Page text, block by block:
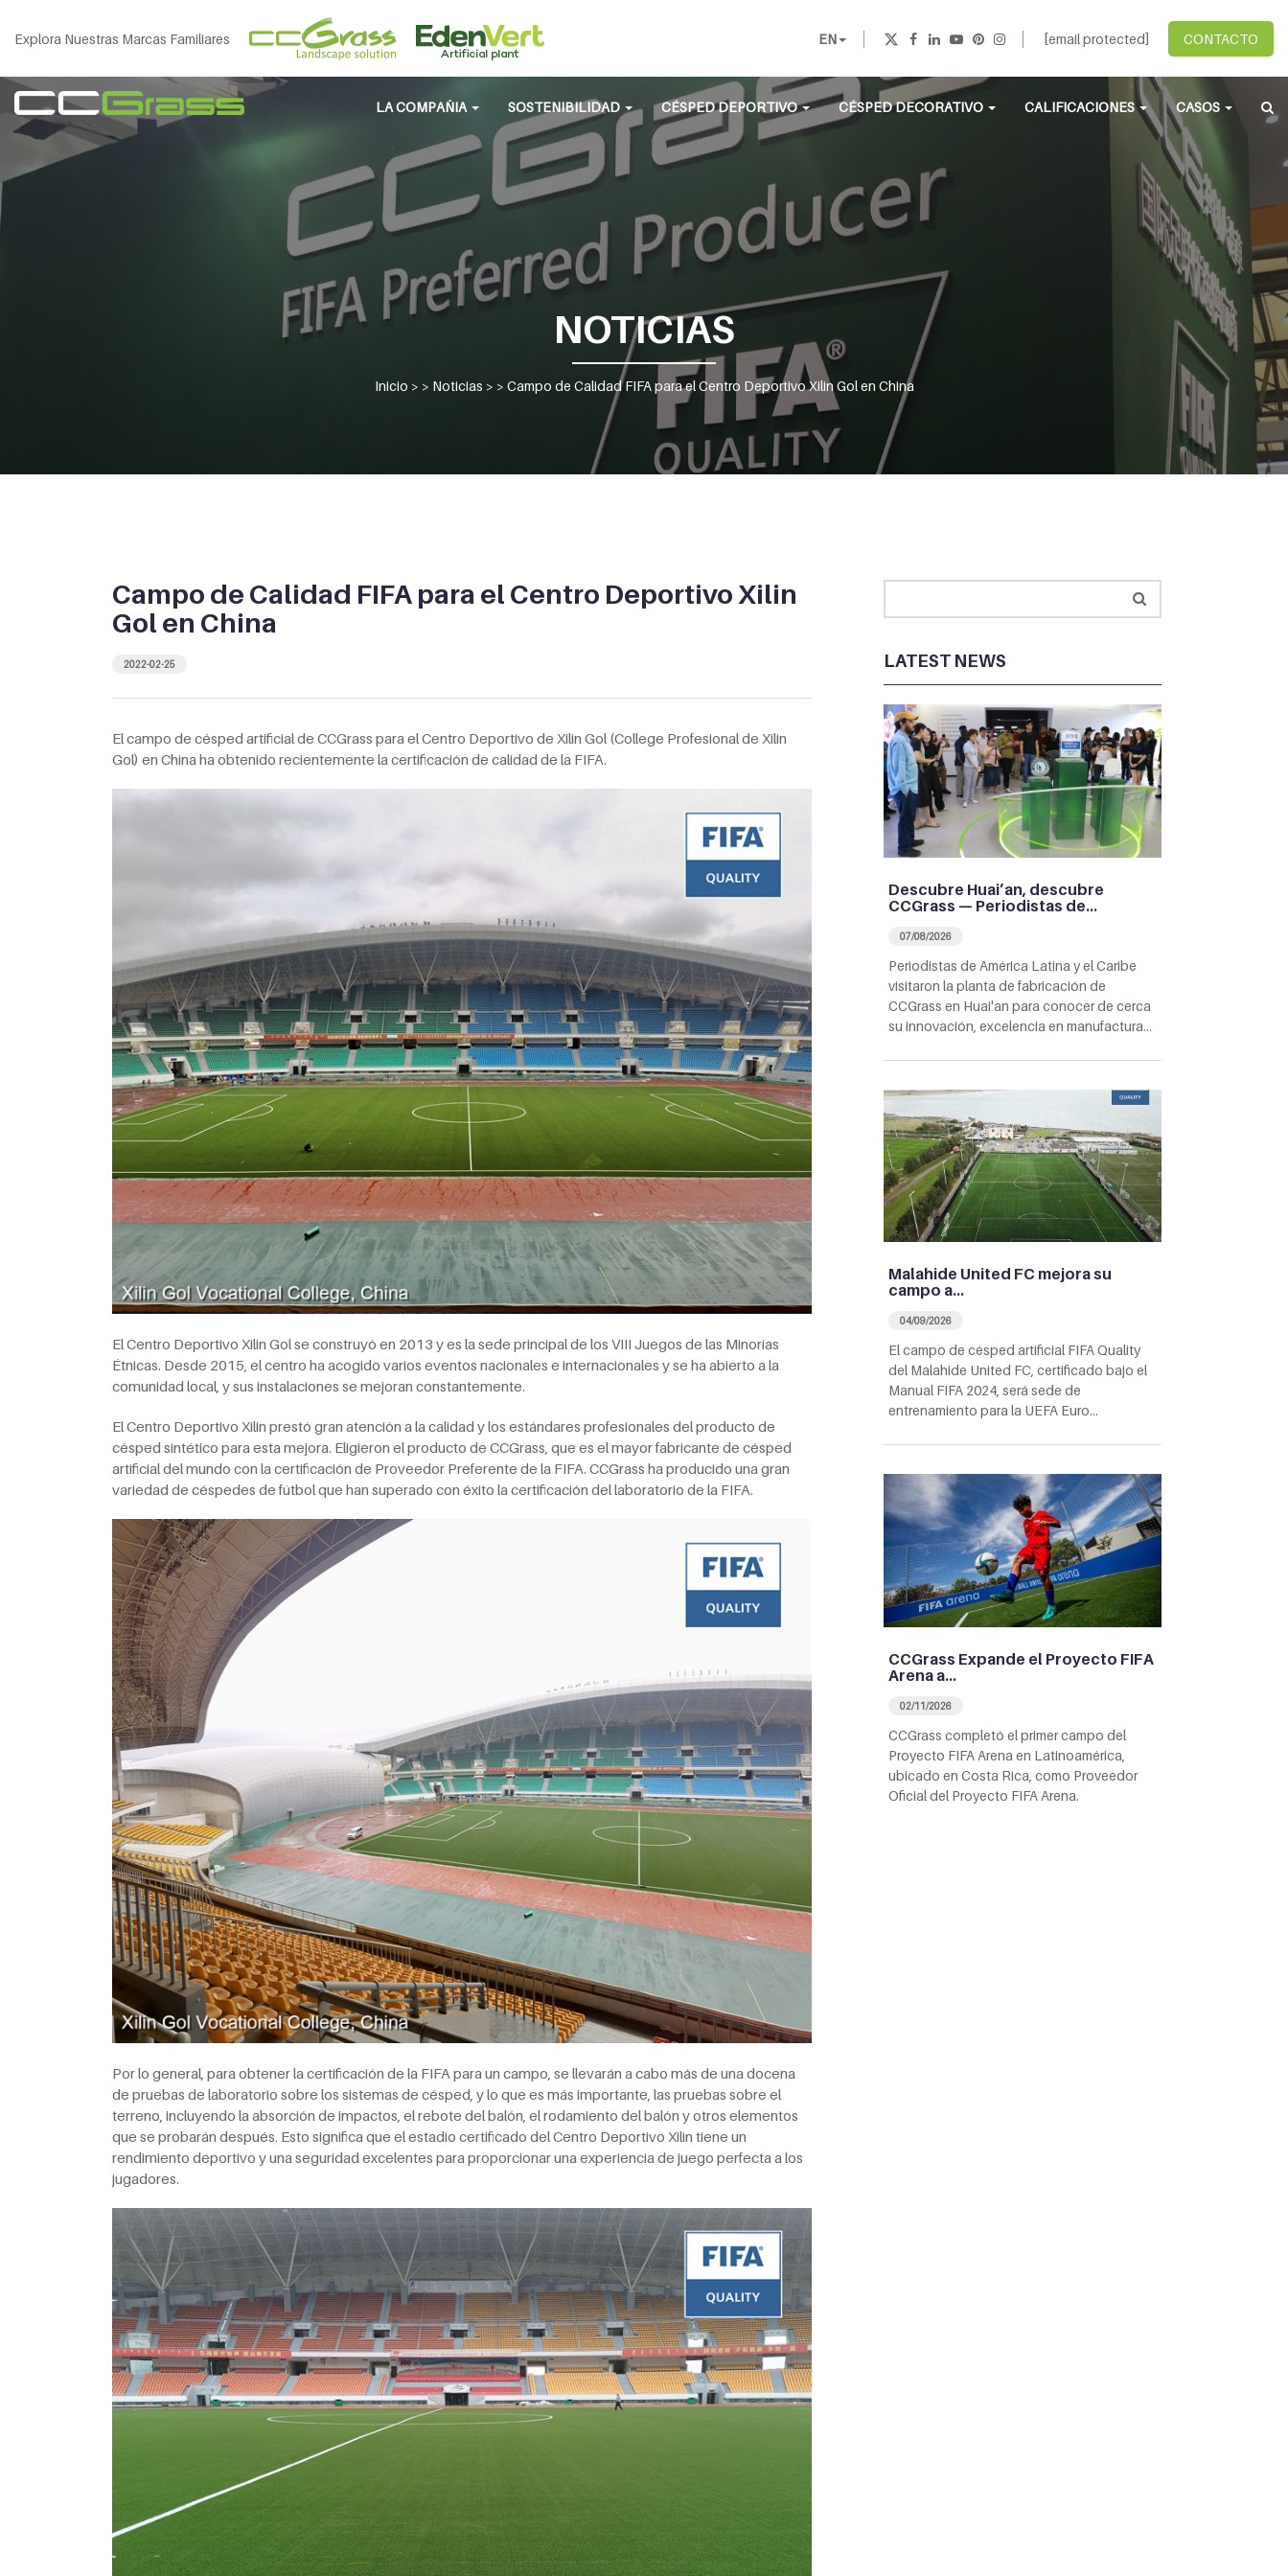
Explora Nuestras Marcas Familiares EN [email protected] CONTACTO
LA COMPAÑIA SOSTENIBILIDAD CÉSPED DEPORTIVO CÉSPED DECORATIVO CALIFICACIONES CASOS
NOTICIAS
Inicio > > Noticias > > Campo de Calidad FIFA para el Centro Deportivo Xilin Gol en China
LATEST NEWS
Descubre Huai’an, descubre
CCGrass — Periodistas de…
07/08/2026
Periodistas de América Latina y el Caribe
visitaron la planta de fabricación de
CCGrass en Huai'an para conocer de cerca
su innovación, excelencia en manufactura…
Malahide United FC mejora su
campo a…
04/09/2026
El campo de césped artificial FIFA Quality
del Malahide United FC, certificado bajo el
Manual FIFA 2024, será sede de
entrenamiento para la UEFA Euro…
CCGrass Expande el Proyecto FIFA
Arena a…
02/11/2026
CCGrass completó el primer campo del
Proyecto FIFA Arena en Latinoamérica,
ubicado en Costa Rica, como Proveedor
Oficial del Proyecto FIFA Arena.
Campo de Calidad FIFA para el Centro Deportivo Xilin
Gol en China
2022-02-25
El campo de césped artificial de CCGrass para el Centro Deportivo de Xilin Gol (College Profesional de Xilin
Gol) en China ha obtenido recientemente la certificación de calidad de la FIFA.
El Centro Deportivo Xilin Gol se construyó en 2013 y es la sede principal de los VIII Juegos de las Minorías
Étnicas. Desde 2015, el centro ha acogido varios eventos nacionales e internacionales y se ha abierto a la
comunidad local, y sus instalaciones se mejoran constantemente.
El Centro Deportivo Xilin prestó gran atención a la calidad y los estándares profesionales del producto de
césped sintético para esta mejora. Eligieron el producto de CCGrass, que es el mayor fabricante de césped
artificial del mundo con la certificación de Proveedor Preferente de la FIFA. CCGrass ha producido una gran
variedad de céspedes de fútbol que han superado con éxito la certificación del laboratorio de la FIFA.
Por lo general, para obtener la certificación de la FIFA para un campo, se llevarán a cabo más de una docena
de pruebas de laboratorio sobre los sistemas de césped, y lo que es más importante, las pruebas sobre el
terreno, incluyendo la absorción de impactos, el rebote del balón, el rodamiento del balón y otros elementos
que se probarán después. Esto significa que el estadio certificado del Centro Deportivo Xilin tiene un
rendimiento deportivo y una seguridad excelentes para proporcionar una experiencia de juego perfecta a los
jugadores.